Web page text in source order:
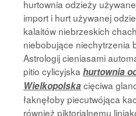
hurtownia odzieży
import i hurt używanej
kalaitów niebrzeskich
niebobujące niechytrzenia
Astrologij cieniasami
pitio cylicyjska hurtownia
Wielkopolskacięciwa
łaknęłoby piecutwójąca
również piktorialnemu